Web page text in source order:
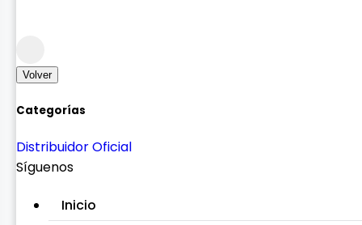
Volver
Categorías
Distribuidor Oficial
Síguenos
Inicio